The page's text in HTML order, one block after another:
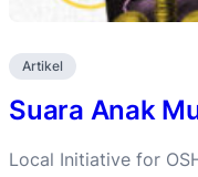
Artikel
Suara Anak
Local Initiative for